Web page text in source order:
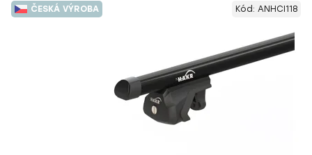
ČESKÁ VÝROBA Kód: ANHCI118